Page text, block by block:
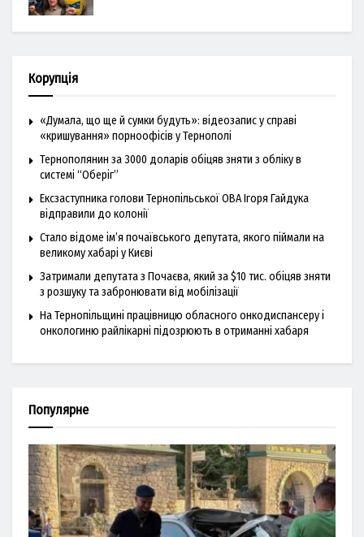
Корупція
«Думала, що ще й сумки будуть»: відеозапис у справі
«кришування» порноофісів у Тернополі
Тернополянин за 3000 доларів обіцяв зняти з обліку в
системі “Оберіг”
Ексзаступника голови Тернопільської ОВА Ігоря Гайдука
відправили до колонії
Стало відоме ім’я почаївського депутата, якого піймали на
великому хабарі у Києві
Затримали депутата з Почаєва, який за $10 тис. обіцяв зняти
з розшуку та забронювати від мобілізації
На Тернопільщині працівницю обласного онкодиспансеру і
онкологиню райлікарні підозрюють в отриманні хабаря
Популярне